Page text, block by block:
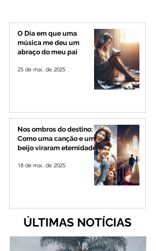
O Dia em que uma
música me deu um
abraço do meu pai
25 de mai. de 2025
Nos ombros do destino:
Como uma canção e um
beijo viraram eternidade
18 de mai. de 2025
ÚLTIMAS NOTÍCIAS